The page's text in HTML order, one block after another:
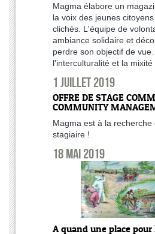
Magma élabore un
la voix des jeunes
clichés. L'équipe de
ambiance solidaire et
perdre son objectif de
l'interculturalité et la mixité
1 juillet 2019
OFFRE DE STAGE
COMMUNITY
Magma est à la recherche
stagiaire !
18 mai 2019
A quand une place